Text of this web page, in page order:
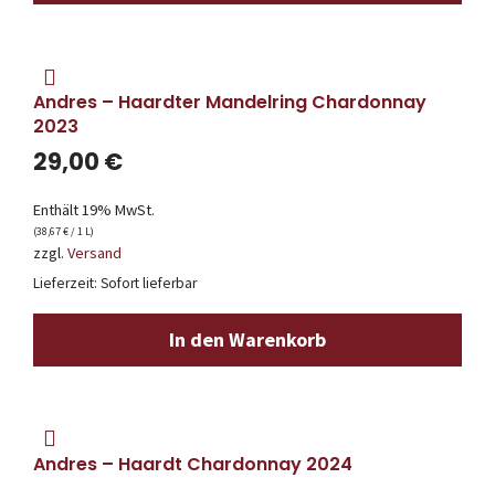
Andres – Haardter Mandelring Chardonnay
2023
29,00 €
Enthält 19% MwSt.
(38,67€/ 1 L)
zzgl. Versand
Lieferzeit: Sofort lieferbar
In den Warenkorb
Andres – Haardt Chardonnay 2024